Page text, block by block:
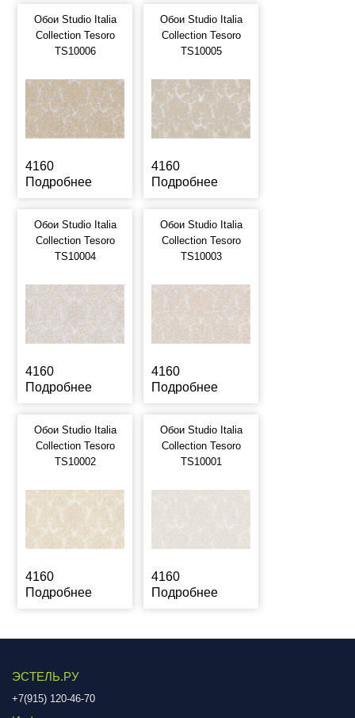
Обои Studio Italia
Collection Tesoro
TS10006
4160
Подробнее
Обои Studio Italia
Collection Tesoro
TS10005
4160
Подробнее
Обои Studio Italia
Collection Tesoro
TS10004
4160
Подробнее
Обои Studio Italia
Collection Tesoro
TS10003
4160
Подробнее
Обои Studio Italia
Collection Tesoro
TS10002
4160
Подробнее
Обои Studio Italia
Collection Tesoro
TS10001
4160
Подробнее
ЭСТЕЛЬ.РУ
+7(915) 120-46-70